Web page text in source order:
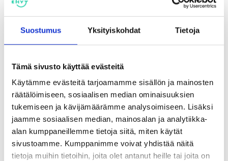
Suostumus Yksityiskohdat Tietoja
Tämä sivusto käyttää evästeitä
Käytämme evästeitä tarjoamamme sisällön ja mainosten
räätälöimiseen, sosiaalisen median ominaisuuksien
tukemiseen ja kävijämäärämme analysoimiseen. Lisäksi
jaamme sosiaalisen median, mainosalan ja analytiikka-
alan kumppaneillemme tietoja siitä, miten käytät
sivustoamme. Kumppanimme voivat yhdistää näitä
tietoja muihin tietoihin, joita olet antanut heille tai joita on
Blogit
Opiskelijoiden yhteisöllisyyden tunne
01.03.2022
Blogit
Päihdesuunnitelma on opiskelijan,
opettajan ja oppilaitoksen etu
22.09.2021